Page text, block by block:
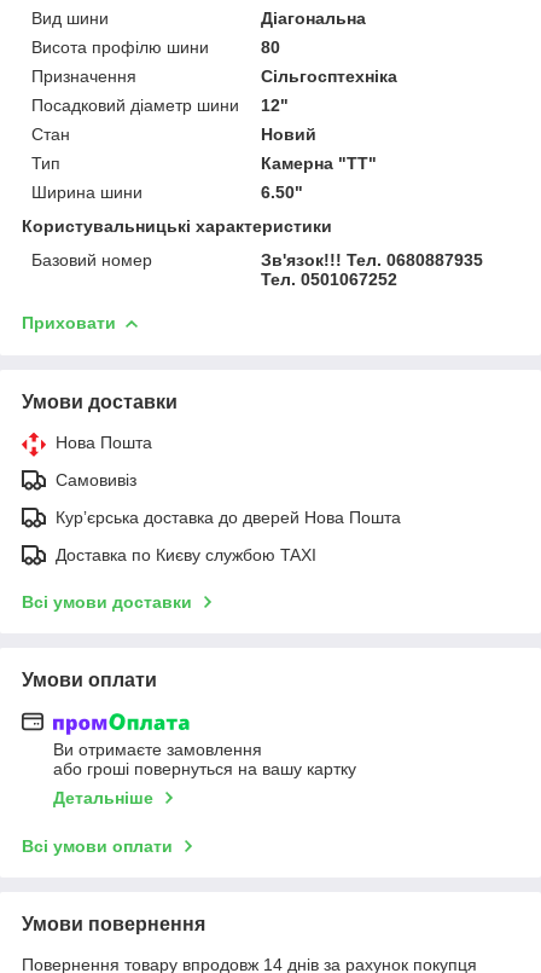
Вид шини
Діагональна
Висота профілю шини
80
Призначення
Сільгосптехніка
Посадковий діаметр шини
12"
Стан
Новий
Тип
Камерна "TT"
Ширина шини
6.50"
Користувальницькі характеристики
Базовий номер
Зв'язок!!! Тел. 0680887935
Тел. 0501067252
Приховати
Умови доставки
Нова Пошта
Самовивіз
Курʼєрська доставка до дверей Нова Пошта
Доставка по Києву службою TAXI
Всі умови доставки
Умови оплати
Ви отримаєте замовлення
або гроші повернуться на вашу картку
Детальніше
Всі умови оплати
Умови повернення
Повернення товару впродовж 14 днів за рахунок покупця